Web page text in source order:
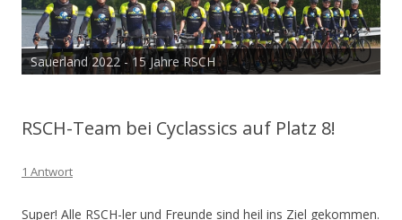
Sauerland 2022 - 15 Jahre RSCH
Tour de Cux 2020
RSCH-Team bei Cyclassics auf Platz 8!
1 Antwort
Super! Alle RSCH-ler und Freunde sind heil ins Ziel gekommen.